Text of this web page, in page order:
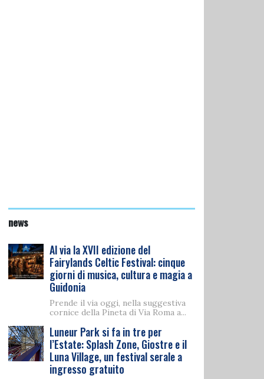
news
Al via la XVII edizione del
Fairylands Celtic Festival: cinque
giorni di musica, cultura e magia a
Guidonia
Prende il via oggi, nella suggestiva
cornice della Pineta di Via Roma a...
Luneur Park si fa in tre per
l’Estate: Splash Zone, Giostre e il
Luna Village, un festival serale a
ingresso gratuito